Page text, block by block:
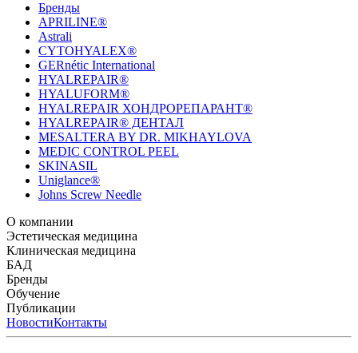
Бренды
APRILINE®
Astrali
CYTOHYALEX®
GERnétic International
HYALREPAIR®
HYALUFORM®
HYALREPAIR ХОНДРОРЕПАРАНТ®
HYALREPAIR® ДЕНТАЛ
MESALTERA BY DR. MIKHAYLOVA
MEDIC CONTROL PEEL
SKINASIL
Uniglance®
Johns Screw Needle
О компании
История компанииНаучный центр
центрПатентыЛаборатория
Мезотерапии
Эстетическая медицина
БиорепарацияФиллерыБиоревитализация
пилинги
Клиническая медицина
HYALREPAIR® CHONDROreparant
DENTAL
FILLER INTIMO
БАД
CYTOHYALEX
Бренды
APRILINE®
InternationalHYALREPAIR®
ХОНДРОРЕПАРАНТ®
ДЕНТАЛMESALTERA BY DR. MIKHAYLOVAMEDIC
Обучение
Расписание мероприятий
обученияПреподаватели
Публикации
ЖУРНАЛ LES NOUVELLES ESTHÉTIQUES
«ИНЪЕКЦИОННАЯ КОСМЕТОЛОГИЯ»ЖУРНАЛ
НовостиКонтакты